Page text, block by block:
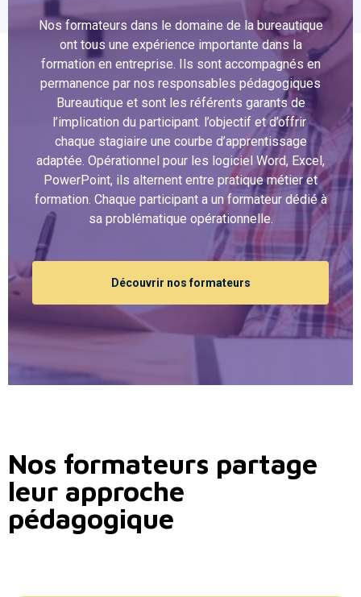
Nos formateurs dans le domaine de la bureautique
ont tous une expérience importante dans la
formation en entreprise. Ils sont accompagnés en
permanence par nos responsables pédagogiques
Bureautique et sont les référents garants de
l’implication du participant. l’objectif et d’offrir
chaque stagiaire une courbe d’apprentissage
adaptée. Opérationnel pour les logiciel Word, Excel,
PowerPoint, ils alternent entre pratique métier et
formation. Chaque participant a un formateur dédié à
sa problématique opérationnelle.
Découvrir nos formateurs
Nos formateurs partage
leur approche
pédagogique